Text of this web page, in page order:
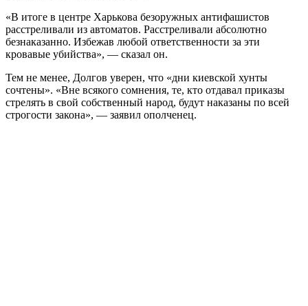
«В итоге в центре Харькова безоружных антифашистов
расстреливали из автоматов. Расстреливали абсолютно
безнаказанно. Избежав любой ответственности за эти
кровавые убийства», — сказал он.
Тем не менее, Долгов уверен, что «дни киевской хунты
сочтены». «Вне всякого сомнения, те, кто отдавал приказы
стрелять в свой собственный народ, будут наказаны по всей
строгости закона», — заявил ополченец.